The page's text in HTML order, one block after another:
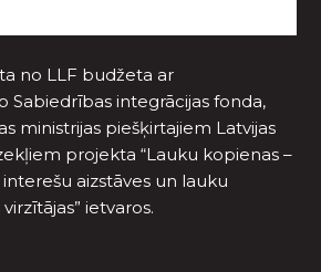
no LLF budžeta ar
Sabiedrības integrācijas fonda,
ministrijas piešķirtajiem Latvijas
projekta “Lauku kopienas –
aizstāves un lauku
ietvaros.